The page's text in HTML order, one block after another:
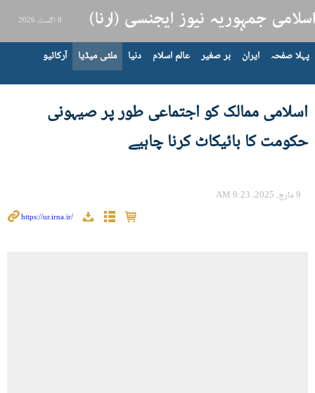
8 اگست، 2026
پہلا صفحہ ایران بر صغیر عالم اسلام دنیا ملٹی میڈیا آرکائیو
اسلامی ممالک کو اجتماعی طور پر صیہونی
حکومت کا بائیکاٹ کرنا چاہیے
9 مارچ، 2025، 9:23 AM